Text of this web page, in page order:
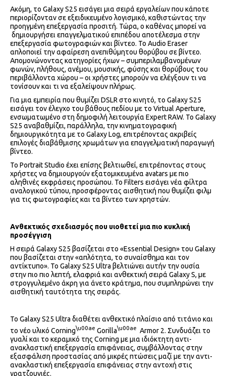
Ακόμη, το Galaxy S25 εισάγει μια σειρά εργαλείων που κάποτε
περιορίζονταν σε εξειδικευμένο λογισμικό, καθιστώντας την
προηγμένη επεξεργασία προσιτή. Τώρα, ο καθένας μπορεί να
δημιουργήσει επαγγελματικού επιπέδου αποτέλεσμα στην
επεξεργασία φωτογραφιών και βίντεο. Το Audio Eraser
απλοποιεί την αφαίρεση ανεπιθύμητου θορύβου σε βίντεο.
Απομονώνοντας κατηγορίες ήχων – συμπεριλαμβανομένων
φωνών, πλήθους, ανέμου, μουσικής, φύσης και θορύβους του
περιβάλλοντα χώρου – οι χρήστες μπορούν να ελέγξουν τι να
τονίσουν και τι να εξαλείψουν πλήρως.
Για μια εμπειρία που θυμίζει DSLR στο κινητό, το Galaxy S25
εισάγει τον έλεγχο του βάθους πεδίου με το Virtual Aperture,
ενσωματωμένο στη δημοφιλή λειτουργία Expert RAW. Το Galaxy
S25 αναβαθμίζει, παράλληλα, την κινηματογραφική
δημιουργικότητα με το Galaxy Log, επιτρέποντας ακριβείς
επιλογές διαβάθμισης χρωμάτων για επαγγελματική παραγωγή
βίντεο.
Το Portrait Studio έχει επίσης βελτιωθεί, επιτρέποντας στους
χρήστες να δημιουργούν εξατομικευμένα avatars με πιο
αληθινές εκφράσεις προσώπου. Το Filters εισάγει νέα φίλτρα
αναλογικού τύπου, προσφέροντας αισθητική που θυμίζει φιλμ
για τις φωτογραφίες και τα βίντεο των χρηστών.
Ανθεκτικός σχεδιασμός που υιοθετεί μια πιο κυκλική
προσέγγιση
Η σειρά Galaxy S25 βασίζεται στο «Essential Design» του Galaxy
που βασίζεται στην «απλότητα, το συναίσθημα και τον
αντίκτυπο». Το Galaxy S25 Ultra βελτιώνει αυτήν την ουσία
στην πιο πιο λεπτή, ελαφριά και ανθεκτική σειρά Galaxy S, με
στρογγυλεμένο άκρη για άνετο κράτημα, που συμπληρώνει την
αισθητική ταυτότητα της σειράς.
Το Galaxy S25 Ultra διαθέτει ανθεκτικό πλαίσιο από τιτάνιο και
το νέο υλικό Corning\u00ae Gorilla\u00ae Armor 2. Συνδυάζει το
γυαλί και το κεραμικό της Corning με μια ιδιόκτητη αντι-
ανακλαστική επεξεργασία επιφάνειας, συμβάλλοντας στην
εξασφάλιση προστασίας από μικρές πτώσεις μαζί με την αντι-
ανακλαστική επεξεργασία επιφάνειας στην αντοχή στις
γρατζουνιές.